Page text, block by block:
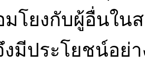
มโยงกับผู้อื่นใน
งมีประโยชน์อย่